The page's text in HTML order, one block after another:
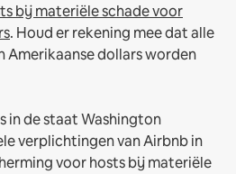
bij materiële schade voor
. Houd er rekening mee dat alle
Amerikaanse dollars worden
in de staat Washington
verplichtingen van Airbnb in
voor hosts bij materiële